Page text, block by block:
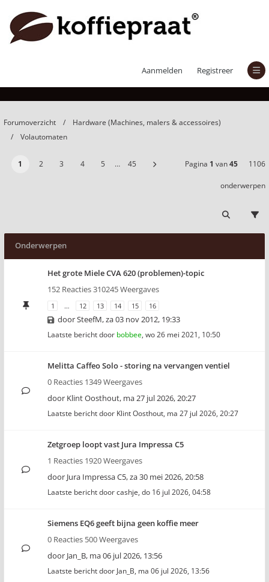
Aanmelden Registreer
Forumoverzicht
Hardware (Machines, malers & accessoires)
Volautomaten
1 2 3 4 5 … 45 Pagina 1 van45 1106
onderwerpen
Onderwerpen
Het grote Miele CVA 620 (problemen)-topic
152 Reacties 310245 Weergaves
1 … 12 13 14 15 16
doorSteefM,za 03 nov 2012, 19:33
Laatste bericht door bobbee, wo 26 mei 2021, 10:50
Melitta Caffeo Solo - storing na vervangen ventiel
0 Reacties 1349 Weergaves
door Klint Oosthout, ma 27 jul 2026, 20:27
Laatste bericht door Klint Oosthout, ma 27 jul 2026, 20:27
Zetgroep loopt vast Jura Impressa C5
1 Reacties 1920 Weergaves
door Jura Impressa C5,za 30 mei 2026, 20:58
Laatste bericht doorcashje, do 16 jul 2026, 04:58
Siemens EQ6 geeft bijna geen koffie meer
0 Reacties 500 Weergaves
door Jan_B, ma 06 jul 2026, 13:56
Laatste bericht door Jan_B, ma 06 jul 2026, 13:56